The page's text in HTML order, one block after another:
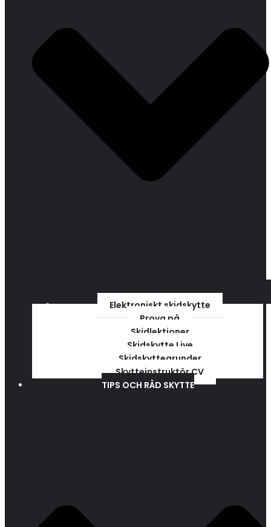
Elektroniskt skidskytte
Prova på
Skidlektioner
Skidskytte Live
Skidskyttegrunder
Skytteinstruktör CV
TIPS OCH RÅD SKYTTE